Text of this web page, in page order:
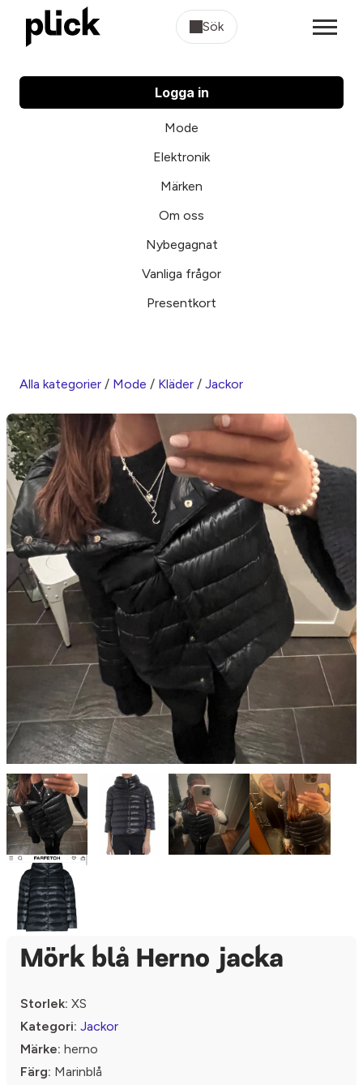
Sök
Logga in
Mode
Elektronik
Märken
Om oss
Nybegagnat
Vanliga frågor
Presentkort
Alla kategorier / Mode / Kläder / Jackor
Mörk blå Herno jacka
Storlek: XS
Kategori: Jackor
Märke: herno
Färg: Marinblå